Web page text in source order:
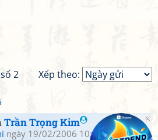
Xếp theo:
2
Trần Trọng Kim
ngày 19/02/2006 10:04